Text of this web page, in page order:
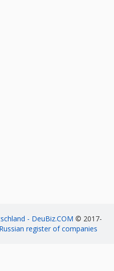
- DeuBiz.COM © 2017-
Russian register of companies